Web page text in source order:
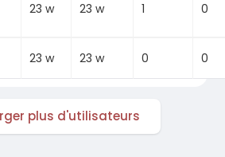
23 w 23 w 1 0
23 w 23 w 0 0
plus d'utilisateurs